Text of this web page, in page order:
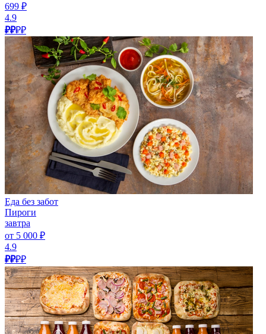
699 ₽
4.9
₽₽₽₽
Еда без забот
Пироги
завтра
от 5 000 ₽
4.9
₽₽₽₽